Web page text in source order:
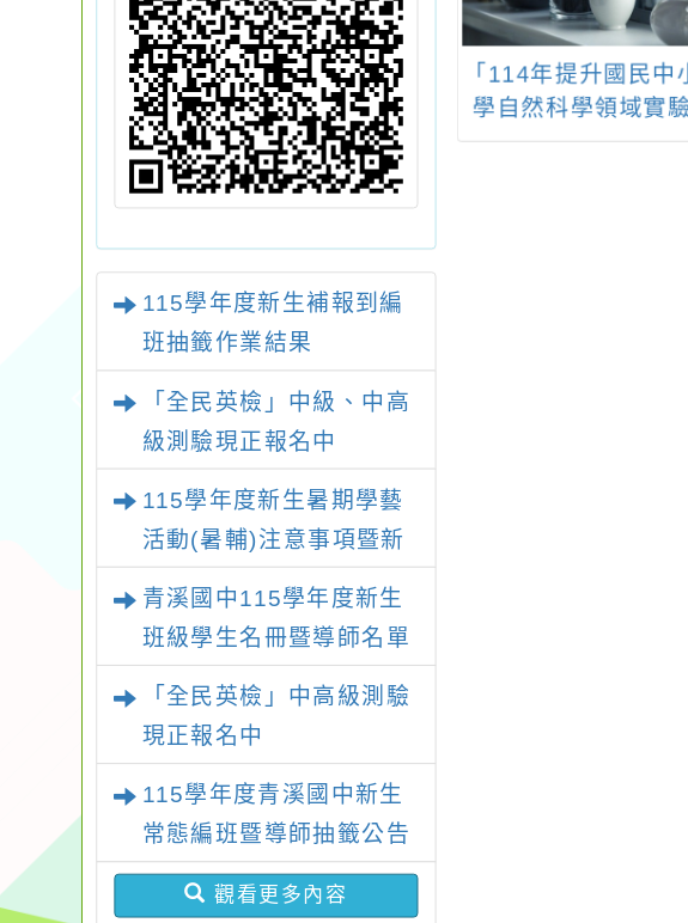
115學年度新生補報到編
班抽籤作業結果
「全民英檢」中級、中高
級測驗現正報名中
115學年度新生暑期學藝
活動(暑輔)注意事項暨新
青溪國中115學年度新生
班級學生名冊暨導師名單
「全民英檢」中高級測驗
現正報名中
115學年度青溪國中新生
常態編班暨導師抽籤公告
觀看更多內容
造教育及科技
年4月份教師
「2025屏東文學獎」
「114年提升國民中
學自然科學領域實
操作能力計畫—國